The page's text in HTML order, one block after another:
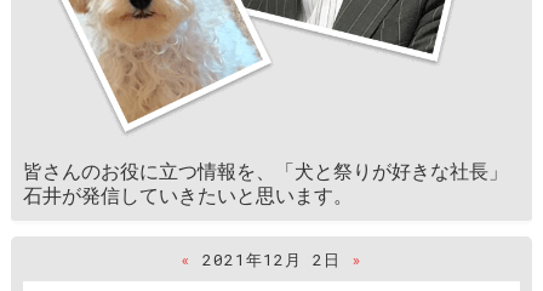
皆さんのお役に立つ情報を、「犬と祭りが好きな社長」
石井が発信していきたいと思います。
« 2021年12月 2日
»